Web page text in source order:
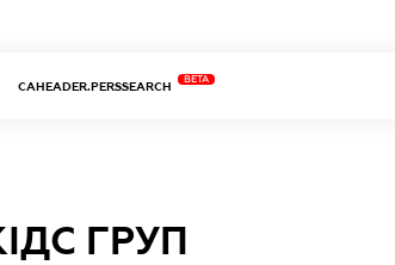
CAHEADER.PERSSEARCH
BETA
ГРУП